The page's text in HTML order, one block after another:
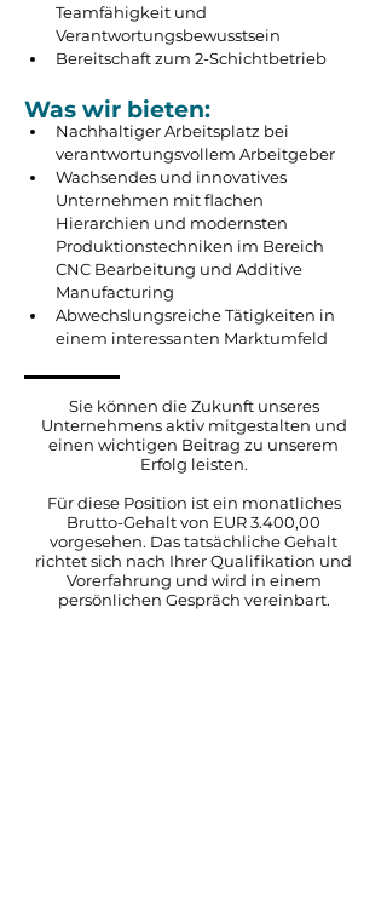
Teamfähigkeit und
Verantwortungsbewusstsein
Bereitschaft zum 2-Schichtbetrieb
Was wir bieten:
Nachhaltiger Arbeitsplatz bei
verantwortungsvollem Arbeitgeber
Wachsendes und innovatives
Unternehmen mit flachen
Hierarchien und modernsten
Produktionstechniken im Bereich
CNC Bearbeitung und Additive
Manufacturing
Abwechslungsreiche Tätigkeiten in
einem interessanten Marktumfeld
Sie können die Zukunft unseres
Unternehmens aktiv mitgestalten und
einen wichtigen Beitrag zu unserem
Erfolg leisten.
Für diese Position ist ein monatliches
Brutto-Gehalt von EUR 3.400,00
vorgesehen. Das tatsächliche Gehalt
richtet sich nach Ihrer Qualifikation und
Vorerfahrung und wird in einem
persönlichen Gespräch vereinbart.